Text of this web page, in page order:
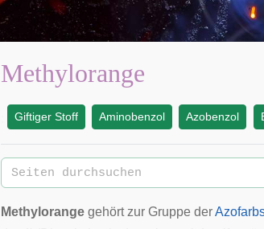
Methylorange
Giftiger Stoff Aminobenzol Azobenzol
Methylorange gehört zur Gruppe der